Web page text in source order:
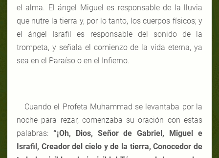
el alma. El ángel Miguel es responsable de la lluvia
que nutre la tierra y, por lo tanto, los cuerpos físicos; y
el ángel Israfil es responsable del sonido de la
trompeta, y señala el comienzo de la vida eterna, ya
sea en el Paraíso o en el Infierno.
Cuando el Profeta Muhammad se levantaba por la
noche para rezar, comenzaba su oración con estas
palabras: “¡Oh, Dios, Señor de Gabriel, Miguel e
Israfil, Creador del cielo y de la tierra, Conocedor de